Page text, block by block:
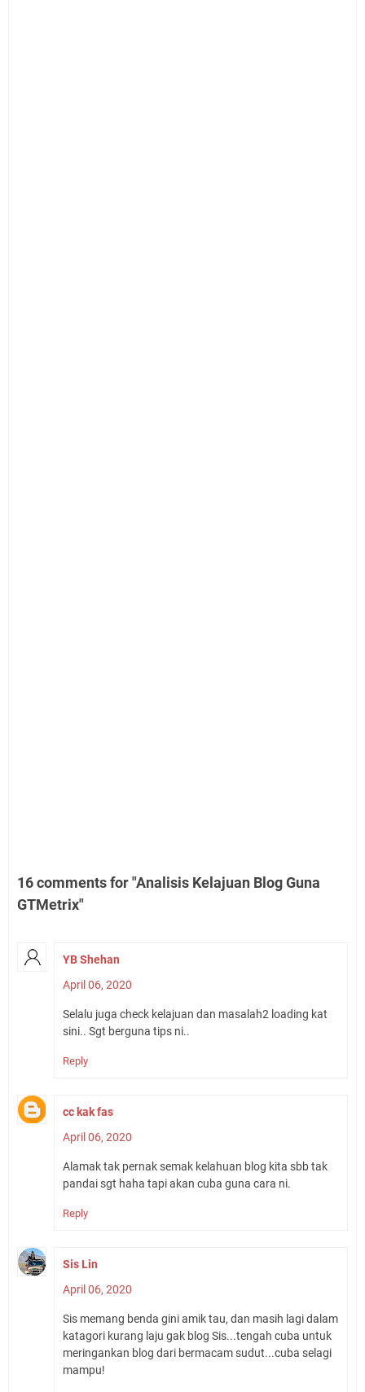
16 comments for "Analisis Kelajuan Blog Guna
GTMetrix"
YB Shehan
April 06, 2020
Selalu juga check kelajuan dan masalah2 loading kat
sini.. Sgt berguna tips ni..
Reply
cc kak fas
April 06, 2020
Alamak tak pernak semak kelahuan blog kita sbb tak
pandai sgt haha tapi akan cuba guna cara ni.
Reply
Sis Lin
April 06, 2020
Sis memang benda gini amik tau, dan masih lagi dalam
katagori kurang laju gak blog Sis...tengah cuba untuk
meringankan blog dari bermacam sudut...cuba selagi
mampu!